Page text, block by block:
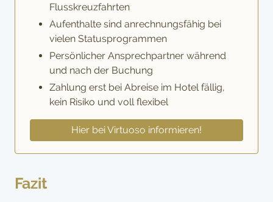
Flusskreuzfahrten
Aufenthalte sind anrechnungsfähig bei
vielen Statusprogrammen
Persönlicher Ansprechpartner während
und nach der Buchung
Zahlung erst bei Abreise im Hotel fällig,
kein Risiko und voll flexibel
Hier bei Virtuoso informieren!
Fazit